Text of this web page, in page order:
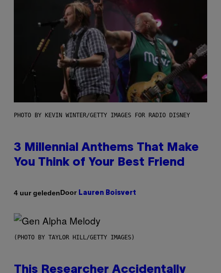
PHOTO BY KEVIN WINTER/GETTY IMAGES FOR RADIO DISNEY
3 Millennial Anthems That Make
You Think of Your Best Friend
4 uur geledenDoor Lauren Boisvert
(PHOTO BY TAYLOR HILL/GETTY IMAGES)
This Researcher Accidentally